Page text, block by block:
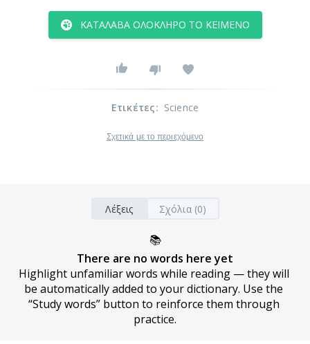
ΚΑΤΆΛΑΒΑ ΟΛΌΚΛΗΡΟ ΤΟ ΚΕΊΜΕΝΟ
Ετικέτες: Science
Σχετικά με το περιεχόμενο
Λέξεις Σχόλια (0)
📚
There are no words here yet
Highlight unfamiliar words while reading — they will
be automatically added to your dictionary. Use the
“Study words” button to reinforce them through
practice.